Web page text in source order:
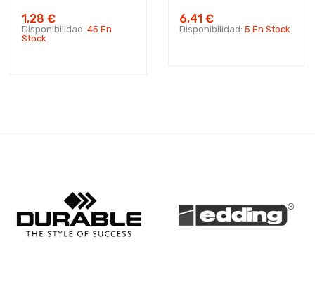
1,28 €
Disponibilidad: 45 En
Stock
6,41 €
Disponibilidad: 5 En Stock